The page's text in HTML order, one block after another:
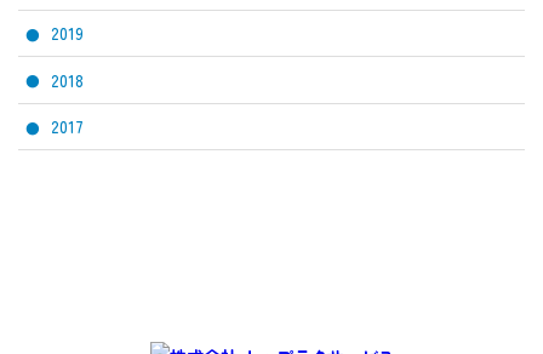
2019
2018
2017